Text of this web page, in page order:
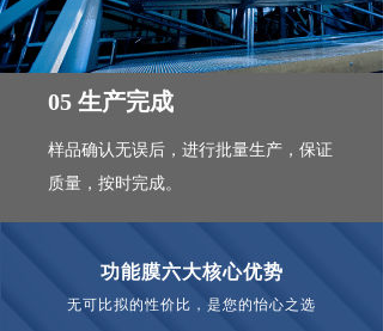
样品确认无误后，进行批量生产，保证
质量，按时完成。
05 生产完成
功能膜六大核心优势
无可比拟的性价比，是您的怡心之选